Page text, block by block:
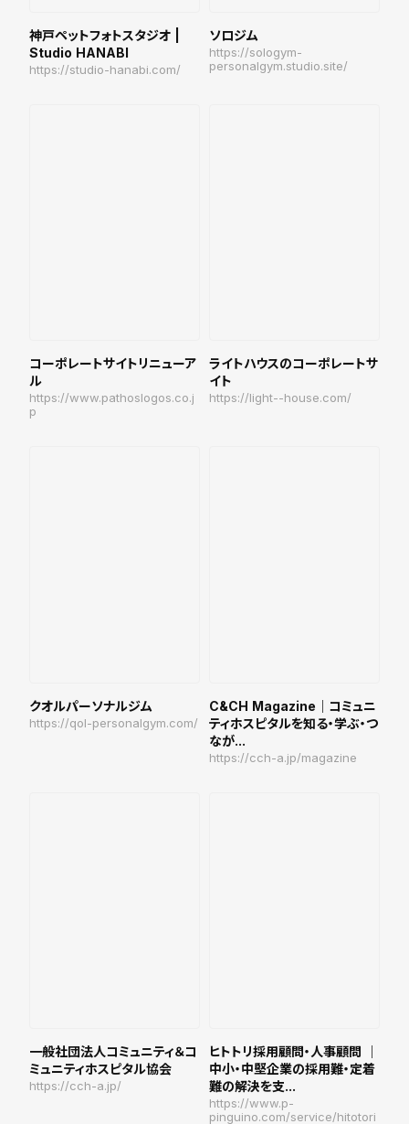
神戸ペットフォトスタジオ |
Studio HANABI
https://studio-hanabi.com/
ソロジム
https://sologym-
personalgym.studio.site/
コーポレートサイトリニューア
ル
https://www.pathoslogos.co.j
p
ライトハウスのコーポレートサ
イト
https://light--house.com/
クオルパーソナルジム
https://qol-personalgym.com/
C&CH Magazine｜コミュニ
ティホスピタルを知る・学ぶ・つ
なが...
https://cch-a.jp/magazine
一般社団法人コミュニティ＆コ
ミュニティホスピタル協会
https://cch-a.jp/
ヒトトリ採用顧問・人事顧問 ｜
中小・中堅企業の採用難・定着
難の解決を支...
https://www.p-
pinguino.com/service/hitotori